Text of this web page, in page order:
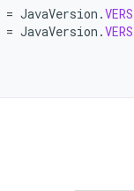
= JavaVersion .
= JavaVersion .